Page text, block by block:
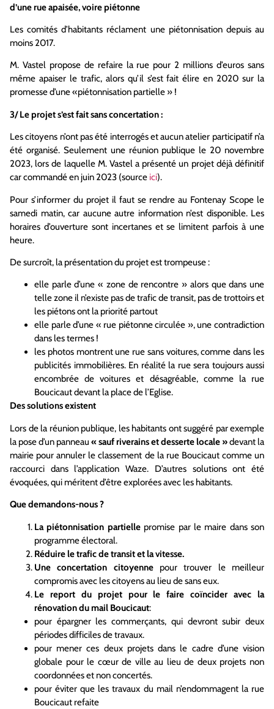
d’une rue apaisée, voire piétonne
Les comités d’habitants réclament une piétonnisation depuis au
moins 2017.
M. Vastel propose de refaire la rue pour 2 millions d’euros sans
même apaiser le trafic, alors qu’il s’est fait élire en 2020 sur la
promesse d’une «piétonnisation partielle » !
3/ Le projet s’est fait sans concertation :
Les citoyens n’ont pas été interrogés et aucun atelier participatif n’a
été organisé. Seulement une réunion publique le 20 novembre
2023, lors de laquelle M. Vastel a présenté un projet déjà définitif
car commandé en juin 2023 (source ici).
Pour s’informer du projet il faut se rendre au Fontenay Scope le
samedi matin, car aucune autre information n’est disponible. Les
horaires d’ouverture sont incertanes et se limitent parfois à une
heure.
De surcroît, la présentation du projet est trompeuse :
elle parle d’une « zone de rencontre » alors que dans une
telle zone il n’existe pas de trafic de transit, pas de trottoirs et
les piétons ont la priorité partout
elle parle d’une « rue piétonne circulée », une contradiction
dans les termes !
les photos montrent une rue sans voitures, comme dans les
publicités immobilières. En réalité la rue sera toujours aussi
encombrée de voitures et désagréable, comme la rue
Boucicaut devant la place de l’Eglise.
Des solutions existent
Lors de la réunion publique, les habitants ont suggéré par exemple
la pose d’un panneau « sauf riverains et desserte locale »devant la
mairie pour annuler le classement de la rue Boucicaut comme un
raccourci dans l’application Waze. D’autres solutions ont été
évoquées, qui méritent d’être explorées avec les habitants.
Que demandons-nous ?
La piétonnisation partiellepromise par le maire dans son
programme électoral.
Réduire le trafic de transit et la vitesse.
Une concertation citoyenne pour trouver le meilleur
compromis avec les citoyens au lieu de sans eux.
Le report du projet pour le faire coïncider avec la
rénovation du mail Boucicaut:
pour épargner les commerçants, qui devront subir deux
périodes difficiles de travaux.
pour mener ces deux projets dans le cadre d’une vision
globale pour le cœur de ville au lieu de deux projets non
coordonnées et non concertés.
pour éviter que les travaux du mail n’endommagent la rue
Boucicaut refaite